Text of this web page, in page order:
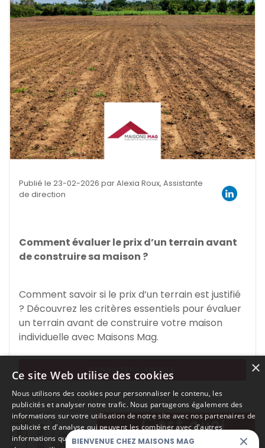
Publié le 23-02-2026 par Alexia Roux, Assistante
de direction
Comment évaluer le prix d’un terrain avant
de construire sa maison ?
Comment savoir si le prix d’un terrain est justifié
? Découvrez les critères essentiels pour évaluer
un terrain avant de construire votre maison
individuelle avec Maisons Mag.
CONSULTER L'ARTICLE
BIENVENUE CHEZ MAISONS MAG
×
Ce site Web utilise des cookies
Nous utilisons des cookies pour personnaliser le contenu, les
publicités et analyser notre trafic. Nous partageons également des
informations sur votre utilisation de notre site avec nos partenaires de
publicité et d'analyse qui peuvent les combiner avec d'autres
informations que vous leur avez fournies ou qu'ils ont collectées lors